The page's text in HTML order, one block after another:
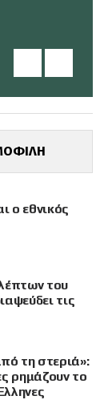
ο εθνικός
του
τις
τη στεριά»:
ρημάζουν το